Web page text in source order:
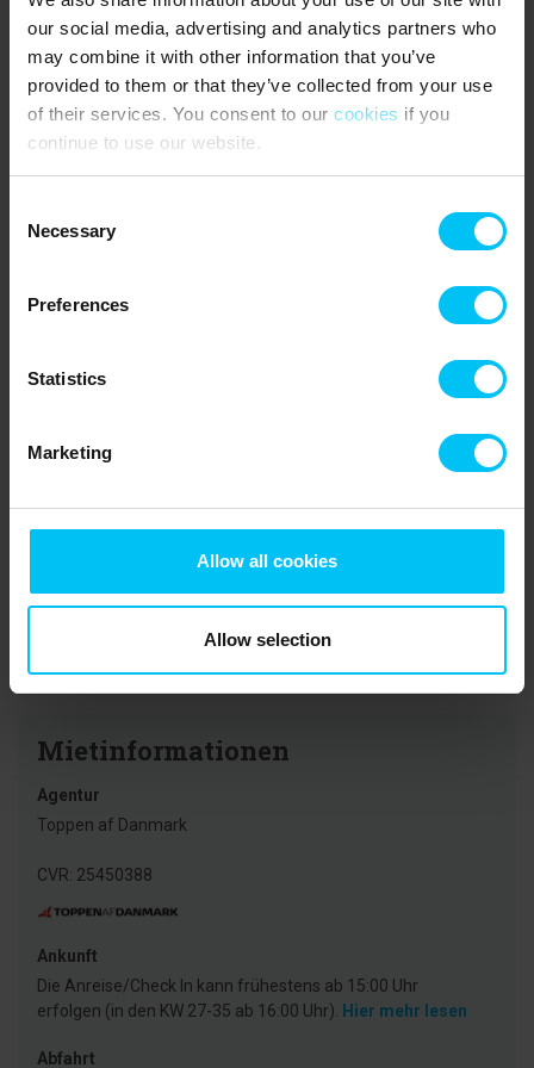
our social media, advertising and analytics partners who
may combine it with other information that you’ve
provided to them or that they’ve collected from your use
of their services. You consent to our cookies if you
continue to use our website.
Selection
Necessary
Preferences
Statistics
Marketing
Allow all cookies
Allow selection
mitbringen.
Schlafzimmer: Anbau: 2 Schlafzimmer mit Doppelbett (2
Einzelbetten (90 x 200 cm) zusammengestellt als Doppelbett).
Haupthaus: 1 Schlafzimmer mit Doppelbett, 1 Schlafzimmer mit
¾-Bett (140 x 200 cm) sowie 1 Zimmer mit Schlafsofa.
ÖFFENTLICHE VERKEHRSMITTEL:
Schöne, ruhige Lage und dennoch nah am
Dänemark
Mietinformationen
Agentur
Toppen af Danmark
CVR: 25450388
Ankunft
Die Anreise/Check In kann frühestens ab 15:00 Uhr
erfolgen (in den KW 27-35 ab 16:00 Uhr).
Hier mehr lesen
Abfahrt